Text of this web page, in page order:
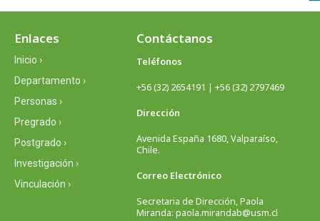
Enlaces
Inicio ›
Departamento ›
Personas ›
Pregrado ›
Postgrado ›
Investigación ›
Vinculación ›
Contáctanos
Teléfonos
+56 (32) 2654191 | +56 (32) 2797469
Dirección
Avenida España 1680, Valparaíso,
Chile.
Correo Electrónico
Secretaria de Dirección, Paola
Miranda: paola.mirandab@usm.cl